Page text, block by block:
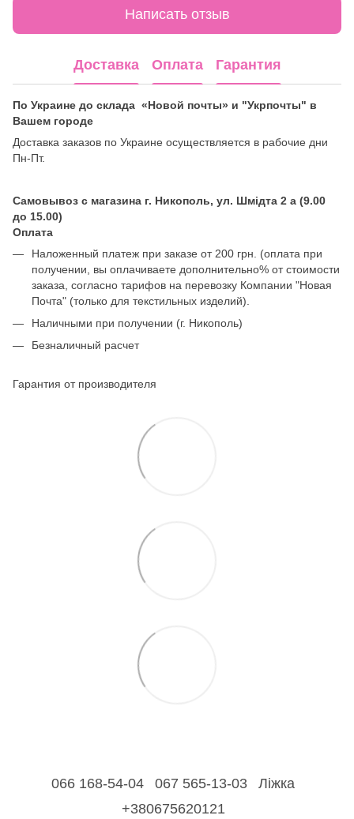
Написать отзыв
Доставка Оплата Гарантия
По Украине до склада «Новой почты» и "Укрпочты" в
Вашем городе
Доставка заказов по Украине осуществляется в рабочие дни
Пн-Пт.
Самовывоз с магазина г. Никополь, ул. Шмідта 2 а (9.00
до 15.00)
Оплата
Наложенный платеж при заказе от 200 грн. (оплата при
получении, вы оплачиваете дополнительно% от стоимости
заказа, согласно тарифов на перевозку Компании "Новая
Почта" (только для текстильных изделий).
Наличными при получении (г. Никополь)
Безналичный расчет
Гарантия от производителя
066 168-54-04 067 565-13-03
Ліжка
+380675620121